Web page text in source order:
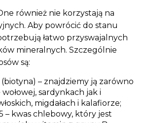
również nie korzystają na
Aby powrócić do stanu
łatwo przyswajalnych
mineralnych. Szczególnie
są:
– znajdziemy ją zarówno
sardynkach jak i
migdałach i kalafiorze;
– kwas chlebowy, który jest